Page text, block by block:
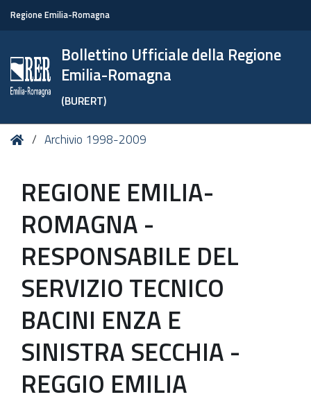
Regione Emilia-Romagna
Bollettino Ufficiale della Regione
Emilia-Romagna
(BURERT)
Tu HomeArchivio 1998-2009
REGIONE EMILIA-
ROMAGNA -
RESPONSABILE DEL
SERVIZIO TECNICO
BACINI ENZA E
SINISTRA SECCHIA -
REGGIO EMILIA